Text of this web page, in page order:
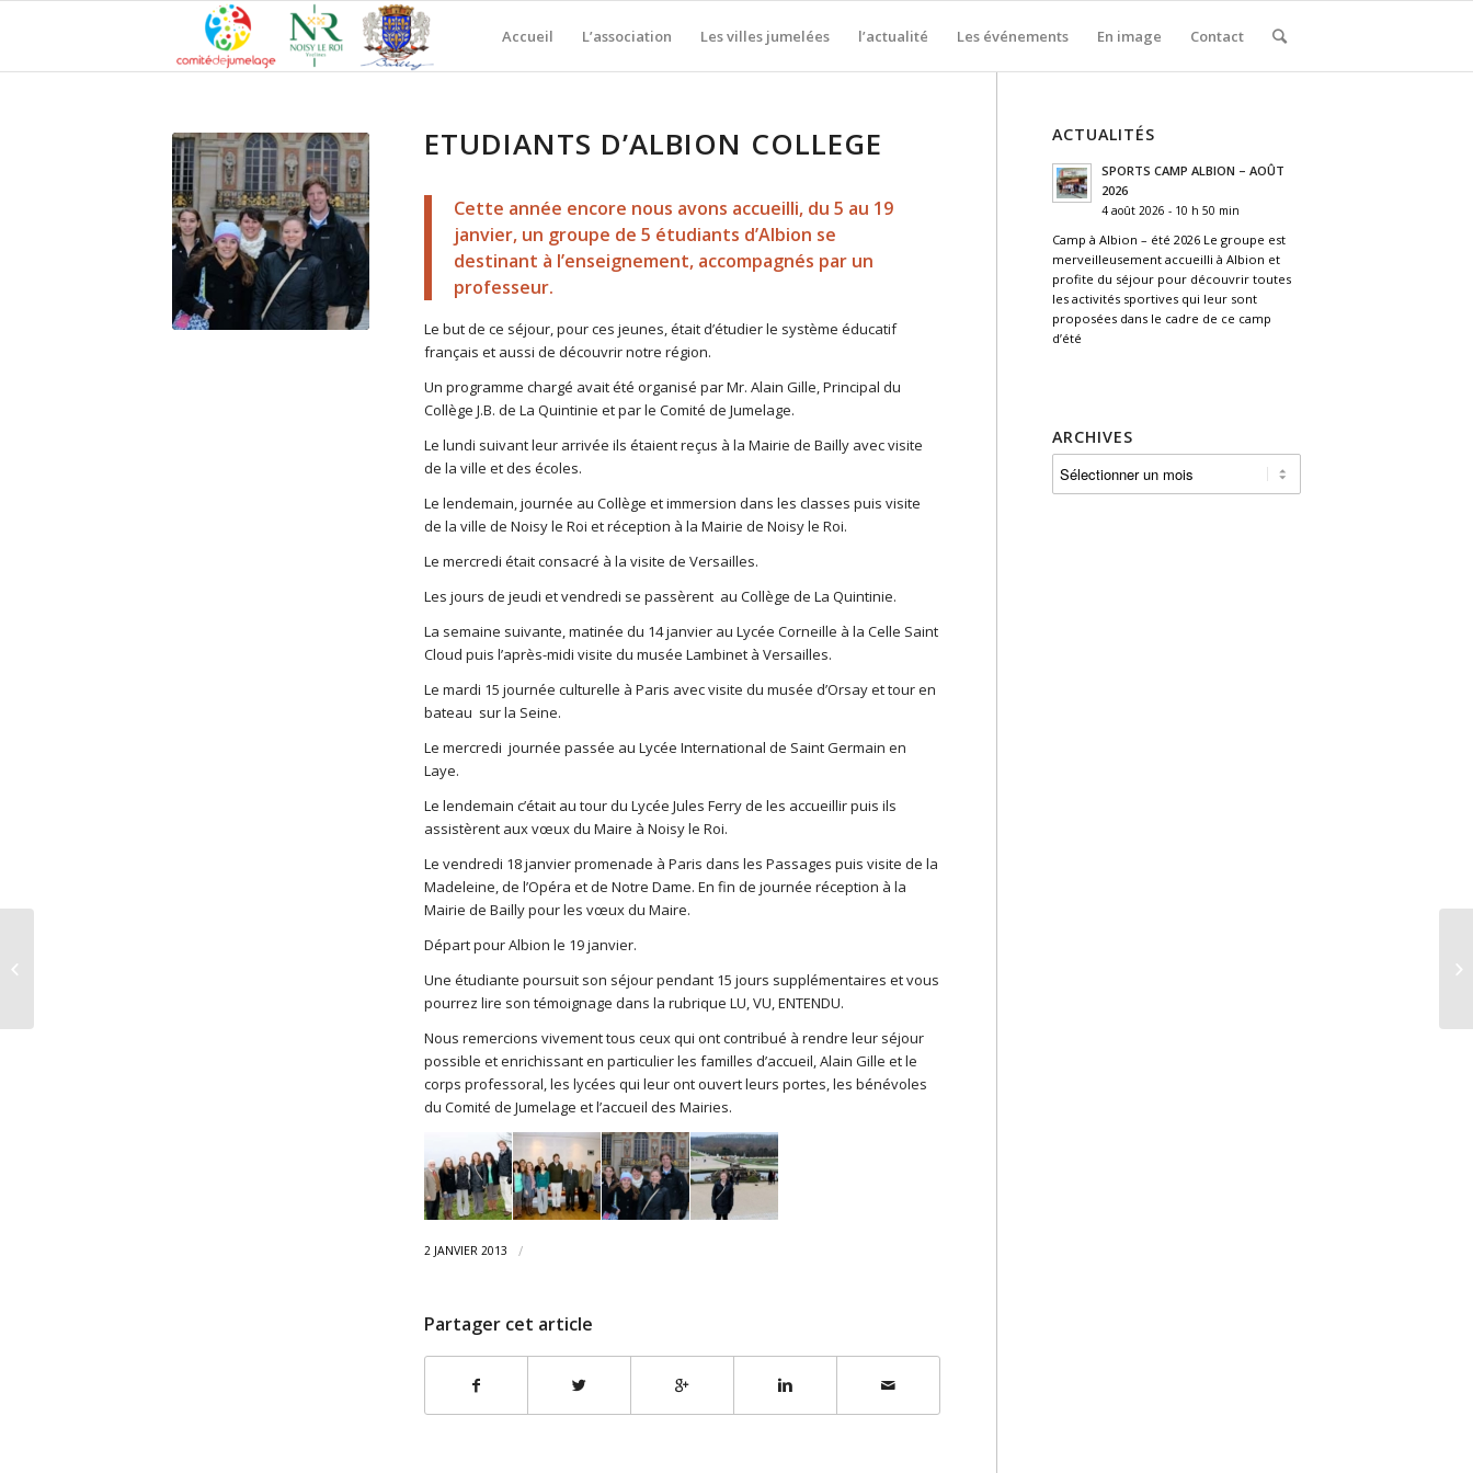
Accueil L’association Les villes jumelées l’actualité Les événements En image Contact
ETUDIANTS D’ALBION COLLEGE
Cette année encore nous avons accueilli, du 5 au 19
janvier, un groupe de 5 étudiants d’Albion se
destinant à l’enseignement, accompagnés par un
professeur.
Le but de ce séjour, pour ces jeunes, était d’étudier le système éducatif
français et aussi de découvrir notre région.
Un programme chargé avait été organisé par Mr. Alain Gille, Principal du
Collège J.B. de La Quintinie et par le Comité de Jumelage.
Le lundi suivant leur arrivée ils étaient reçus à la Mairie de Bailly avec visite
de la ville et des écoles.
Le lendemain, journée au Collège et immersion dans les classes puis visite
de la ville de Noisy le Roi et réception à la Mairie de Noisy le Roi.
Le mercredi était consacré à la visite de Versailles.
Les jours de jeudi et vendredi se passèrent au Collège de La Quintinie.
La semaine suivante, matinée du 14 janvier au Lycée Corneille à la Celle Saint
Cloud puis l’après-midi visite du musée Lambinet à Versailles.
Le mardi 15 journée culturelle à Paris avec visite du musée d’Orsay et tour en
bateau sur la Seine.
Le mercredi journée passée au Lycée International de Saint Germain en
Laye.
Le lendemain c’était au tour du Lycée Jules Ferry de les accueillir puis ils
assistèrent aux vœux du Maire à Noisy le Roi.
Le vendredi 18 janvier promenade à Paris dans les Passages puis visite de la
Madeleine, de l’Opéra et de Notre Dame. En fin de journée réception à la
Mairie de Bailly pour les vœux du Maire.
Départ pour Albion le 19 janvier.
Une étudiante poursuit son séjour pendant 15 jours supplémentaires et vous
pourrez lire son témoignage dans la rubrique LU, VU, ENTENDU.
Nous remercions vivement tous ceux qui ont contribué à rendre leur séjour
possible et enrichissant en particulier les familles d’accueil, Alain Gille et le
corps professoral, les lycées qui leur ont ouvert leurs portes, les bénévoles
du Comité de Jumelage et l’accueil des Mairies.
2 JANVIER 2013 /
Partager cet article
ACTUALITÉS
SPORTS CAMP ALBION – AOÛT
2026
4 août 2026 - 10 h 50 min
Camp à Albion – été 2026 Le groupe est
merveilleusement accueilli à Albion et
profite du séjour pour découvrir toutes
les activités sportives qui leur sont
proposées dans le cadre de ce camp
d’été
ARCHIVES